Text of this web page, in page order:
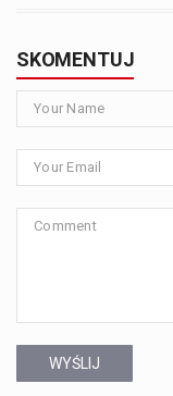
SKOMENTUJ
WYŚLIJ